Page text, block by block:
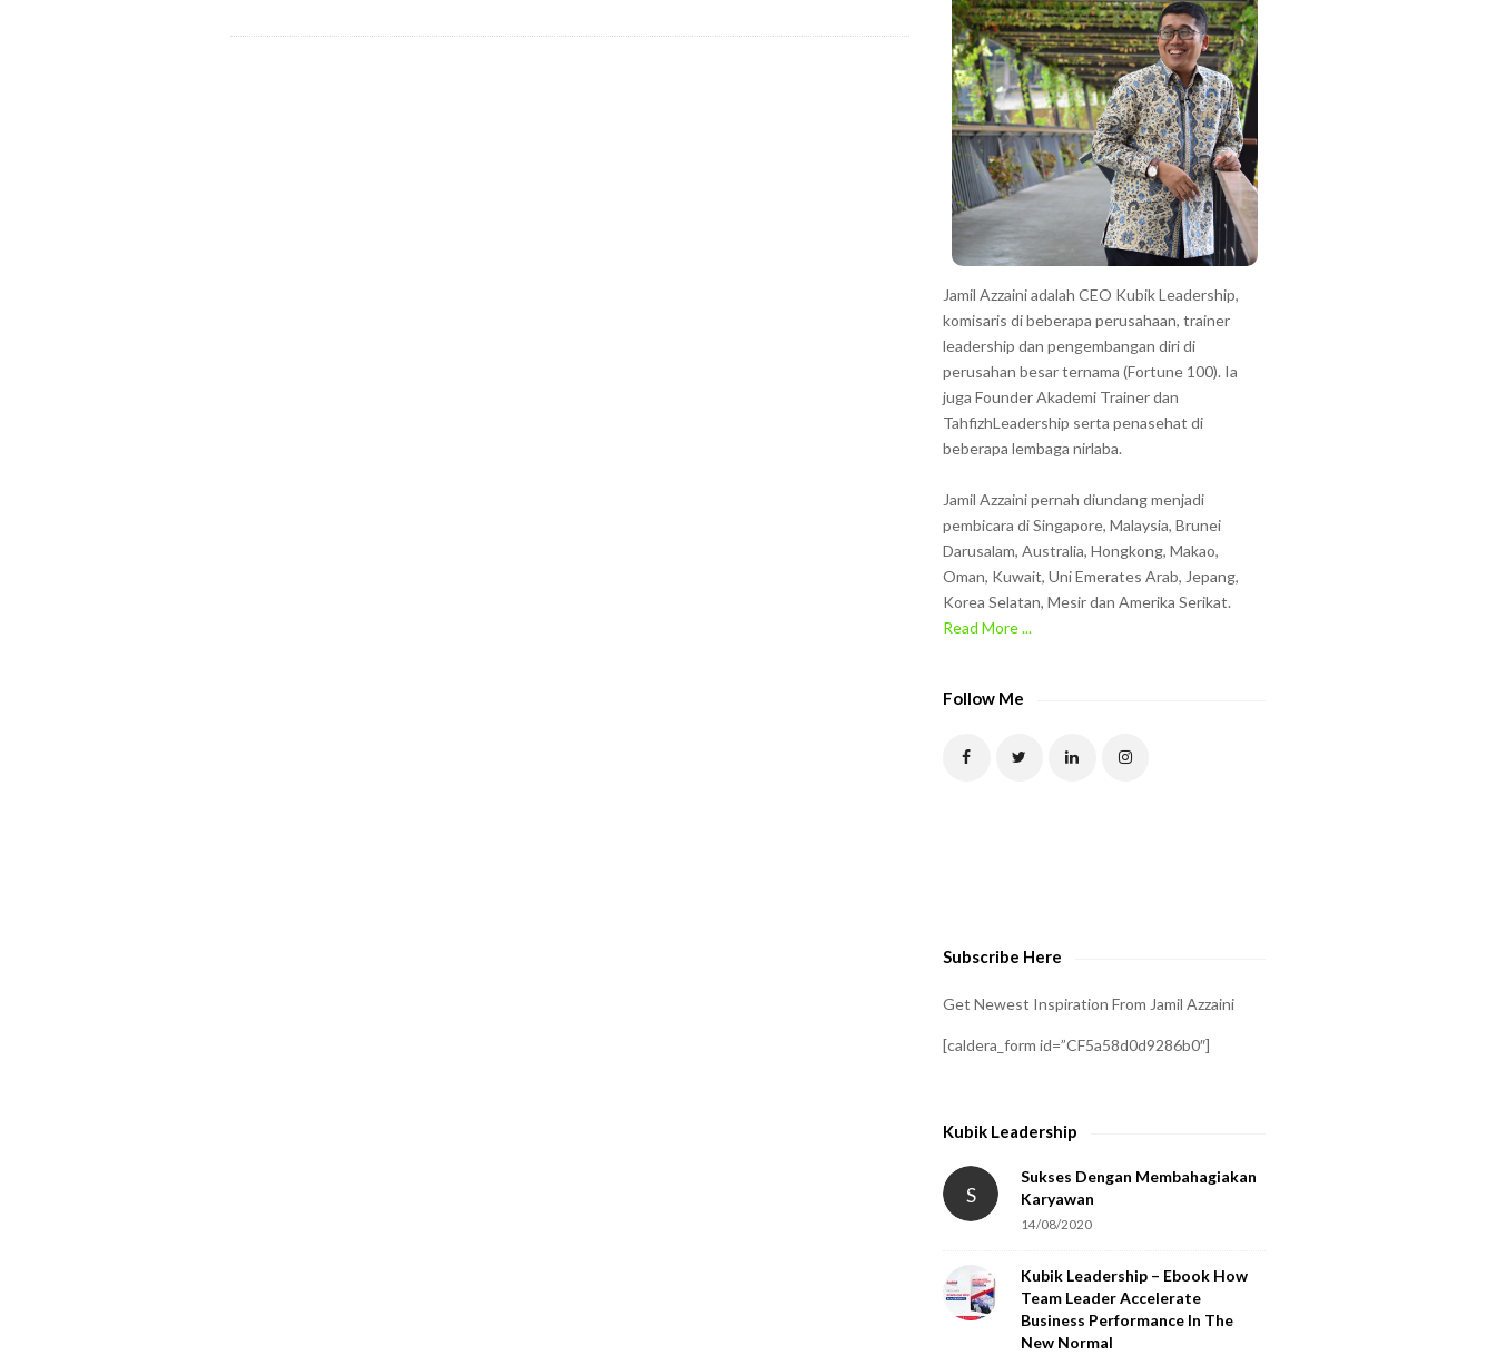
Jamil Azzaini adalah CEO Kubik Leadership,
komisaris di beberapa perusahaan, trainer
leadership dan pengembangan diri di
perusahan besar ternama (Fortune 100). Ia
juga Founder Akademi Trainer dan
TahfizhLeadership serta penasehat di
beberapa lembaga nirlaba.
Jamil Azzaini pernah diundang menjadi
pembicara di Singapore, Malaysia, Brunei
Darusalam, Australia, Hongkong, Makao,
Oman, Kuwait, Uni Emerates Arab, Jepang,
Korea Selatan, Mesir dan Amerika Serikat.
Read More ...
Follow Me
Subscribe Here
Get Newest Inspiration From Jamil Azzaini
[caldera_form id=”CF5a58d0d9286b0″]
Kubik Leadership
S
Sukses Dengan Membahagiakan
Karyawan
14/08/2020
Kubik Leadership – Ebook How
Team Leader Accelerate
Business Performance In The
New Normal